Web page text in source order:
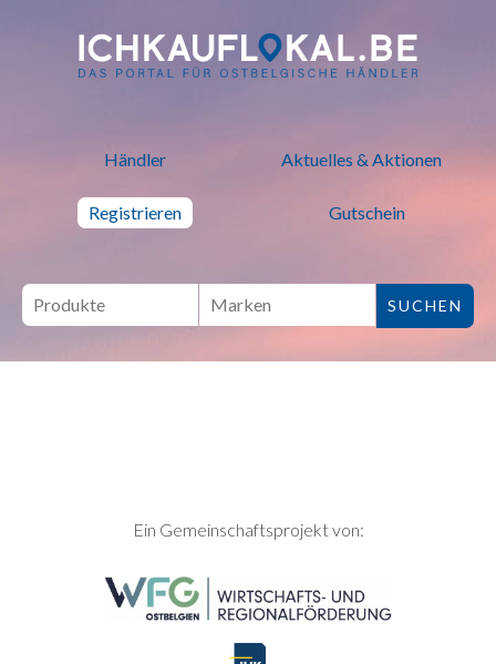
ich kauf lokal - Bei lokalen
Händler Aktuelles & Aktionen
Registrieren Gutschein
SEITENFUSSEin Gemeinschaftsprojekt von: